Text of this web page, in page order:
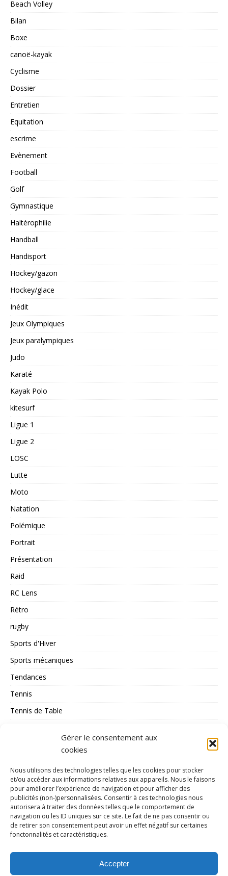
Gérer le consentement aux
cookies
Nous utilisons des technologies telles que les cookies pour stocker
et/ou accéder aux informations relatives aux appareils. Nous le faisons
pour améliorer l’expérience de navigation et pour afficher des
publicités (non-)personnalisées. Consentir à ces technologies nous
autorisera à traiter des données telles que le comportement de
navigation ou les ID uniques sur ce site. Le fait de ne pas consentir ou
de retirer son consentement peut avoir un effet négatif sur certaines
fonctonnalités et caractéristiques.
Accepter
Beach Volley
Bilan
Boxe
canoë-kayak
Cyclisme
Dossier
Entretien
Equitation
escrime
Evènement
Football
Golf
Gymnastique
Haltérophilie
Handball
Handisport
Hockey/gazon
Hockey/glace
Inédit
Jeux Olympiques
Jeux paralympiques
Judo
Karaté
Kayak Polo
kitesurf
Ligue 1
Ligue 2
LOSC
Lutte
Moto
Natation
Polémique
Portrait
Présentation
Raid
RC Lens
Rétro
rugby
Sports d'Hiver
Sports mécaniques
Tendances
Tennis
Tennis de Table
volley_ball
water-polo
MÉTA